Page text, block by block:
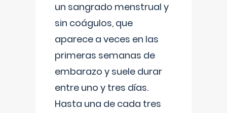
un sangrado menstrual y
sin coágulos, que
aparece a veces en las
primeras semanas de
embarazo y suele durar
entre uno y tres días.
Hasta una de cada tres